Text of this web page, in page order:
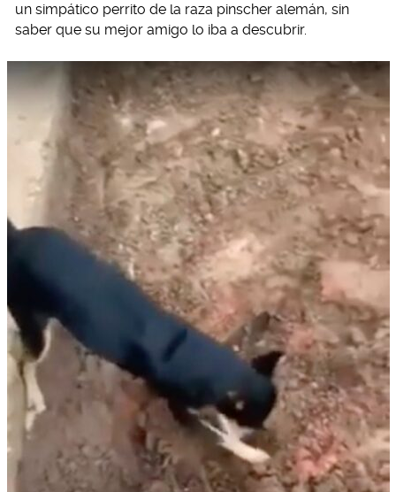
un simpático perrito de la raza pinscher alemán, sin
saber que su mejor amigo lo iba a descubrir.